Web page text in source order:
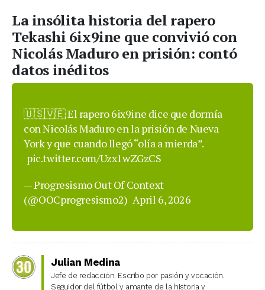
La insólita historia del rapero
Tekashi 6ix9ine que convivió con
Nicolás Maduro en prisión: contó
datos inéditos
🇺🇸🇻🇪 El rapero 6ix9ine dice que dormía
con Nicolás Maduro en la prisión de Nueva
York y que cuando llegó “olía a mierda”.
pic.twitter.com/Uzx1wZGzCS
— Progresismo Out Of Context
(@OOCprogresismo2) April 6, 2026
Julian Medina
Jefe de redacción. Escribo por pasión y vocación.
Seguidor del fútbol y amante de la historia y